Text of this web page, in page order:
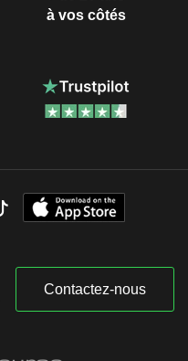
à vos côtés
Contactez-nous